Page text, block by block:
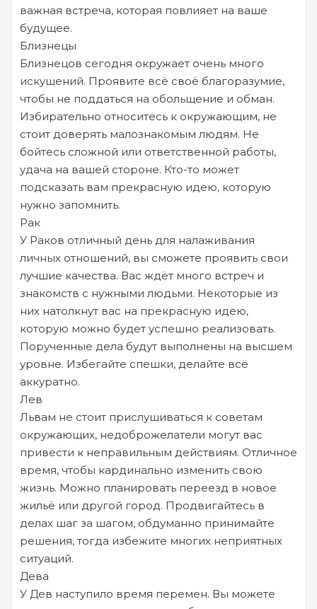
важная встреча, которая повлияет на ваше
будущее.
Близнецы
Близнецов сегодня окружает очень много
искушений. Проявите всё своё благоразумие,
чтобы не поддаться на обольщение и обман.
Избирательно относитесь к окружающим, не
стоит доверять малознакомым людям. Не
бойтесь сложной или ответственной работы,
удача на вашей стороне. Кто-то может
подсказать вам прекрасную идею, которую
нужно запомнить.
Рак
У Раков отличный день для налаживания
личных отношений, вы сможете проявить свои
лучшие качества. Вас ждёт много встреч и
знакомств с нужными людьми. Некоторые из
них натолкнут вас на прекрасную идею,
которую можно будет успешно реализовать.
Порученные дела будут выполнены на высшем
уровне. Избегайте спешки, делайте всё
аккуратно.
Лев
Львам не стоит прислушиваться к советам
окружающих, недоброжелатели могут вас
привести к неправильным действиям. Отличное
время, чтобы кардинально изменить свою
жизнь. Можно планировать переезд в новое
жильё или другой город. Продвигайтесь в
делах шаг за шагом, обдуманно принимайте
решения, тогда избежите многих неприятных
ситуаций.
Дева
У Дев наступило время перемен. Вы можете